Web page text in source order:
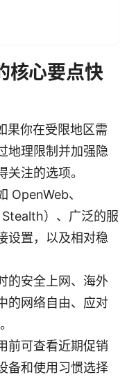
核心要点快
果你在受限地区需
地理限制并加强隐
注的选项。
OpenWeb、
）、广泛的服
设置，以及相对稳
的安全上网、海外
的网络自由、应对
前可查看近期促销
备和使用习惯选择